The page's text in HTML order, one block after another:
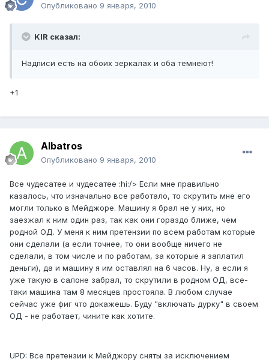
Опубликовано 9 января, 2010
KIR сказал:
Надписи есть на обоих зеркалах и оба темнеют!
+1
Albatros
Опубликовано 9 января, 2010
Все чудесатее и чудесатее :hi:/> Если мне правильно
казалось, что изначально все работало, то скрутить мне его
могли только в Мейджоре. Машину я брал не у них, но
заезжал к ним один раз, так как они гораздо ближе, чем
родной ОД. У меня к ним претензии по всем работам которые
они сделали (а если точнее, то они вообще ничего не
сделали, в том числе и по работам, за которые я заплатил
деньги), да и машину я им оставлял на 6 часов. Ну, а если я
уже такую в салоне забрал, то скрутили в родном ОД, все-
таки машина там 8 месяцев простояла. В любом случае
сейчас уже фиг что докажешь. Буду "включать дурку" в своем
ОД - не работает, чините как хотите.
UPD: Все претензии к Мейджору сняты за исключением